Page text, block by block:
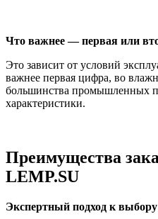
Что важнее — первая или
Это зависит от условий
важнее первая цифра, во
большинства промышленных
характеристики.
Преимущества
LEMP.SU
Экспертный подход к выбору